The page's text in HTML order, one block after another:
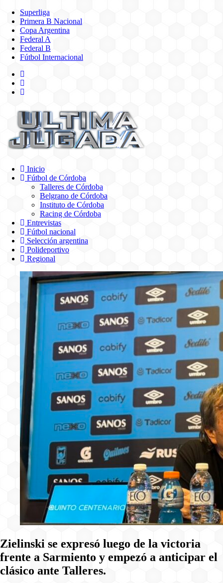
Superliga
Primera B Nacional
Copa Argentina
Federal A
Federal B
Fútbol Internacional
Inicio
Fútbol de Córdoba
Talleres de Córdoba
Belgrano de Córdoba
Instituto de Córdoba
Racing de Córdoba
Entrevistas
Fútbol nacional
Selección argentina
Polideportivo
Regional
Zielinski se expresó luego de la victoria
frente a Sarmiento y empezó a anticipar el
clásico ante Talleres.